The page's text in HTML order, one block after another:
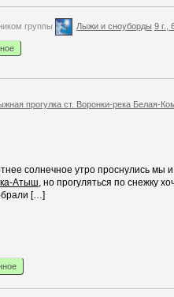
группы Лыжи и сноуборды 9 г.,
прогулка ст. Воронки-река Белая-
солнечное утро проснулись мы
Атыш, но прогуляться по снежку
[…]